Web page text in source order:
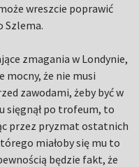
wreszcie poprawić
Szlema.
zmagania w Londynie,
mocny, że nie musi
zawodami, żeby być w
sięgnął po trofeum, to
przez pryzmat ostatnich
miałoby się mu to
będzie fakt, że